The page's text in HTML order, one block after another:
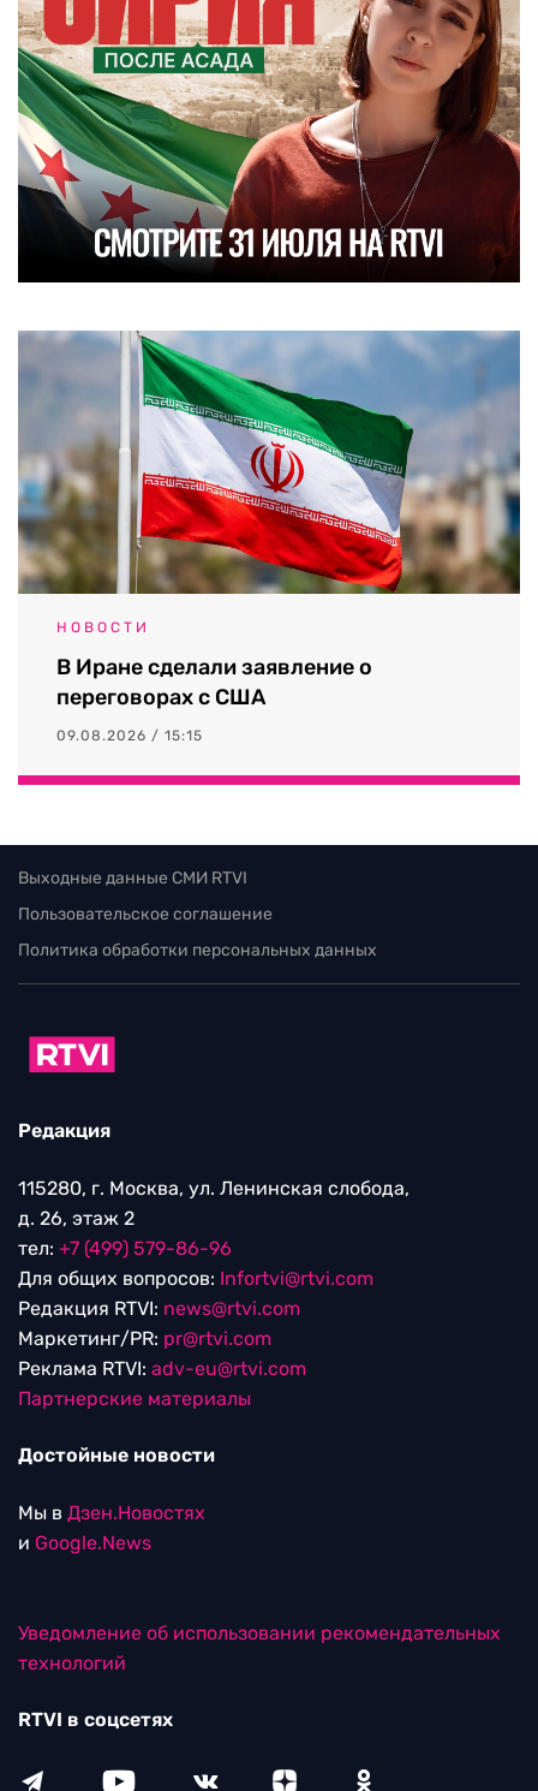
НОВОСТИ
В Иране сделали заявление о
переговорах с США
09.08.2026 / 15:15
Выходные данные СМИ RTVI
Пользовательское соглашение
Политика обработки персональных данных
Редакция
115280, г. Москва, ул. Ленинская слобода,
д. 26, этаж 2
тел: +7 (499) 579-86-96
Для общих вопросов: Infortvi@rtvi.com
Редакция RTVI: news@rtvi.com
Маркетинг/PR: pr@rtvi.com
Реклама RTVI: adv-eu@rtvi.com
Партнерские материалы
Достойные новости
Мы в Дзен.Новостях
и Google.News
Уведомление об использовании рекомендательных
технологий
RTVI в соцсетях